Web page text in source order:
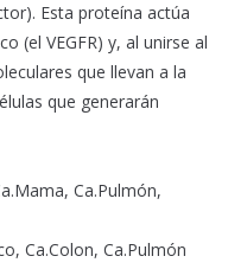
Esta proteína actúa
(el VEGFR) y, al unirse al
que llevan a la
que generarán
Ca.Pulmón,
Ca.Colon, Ca.Pulmón